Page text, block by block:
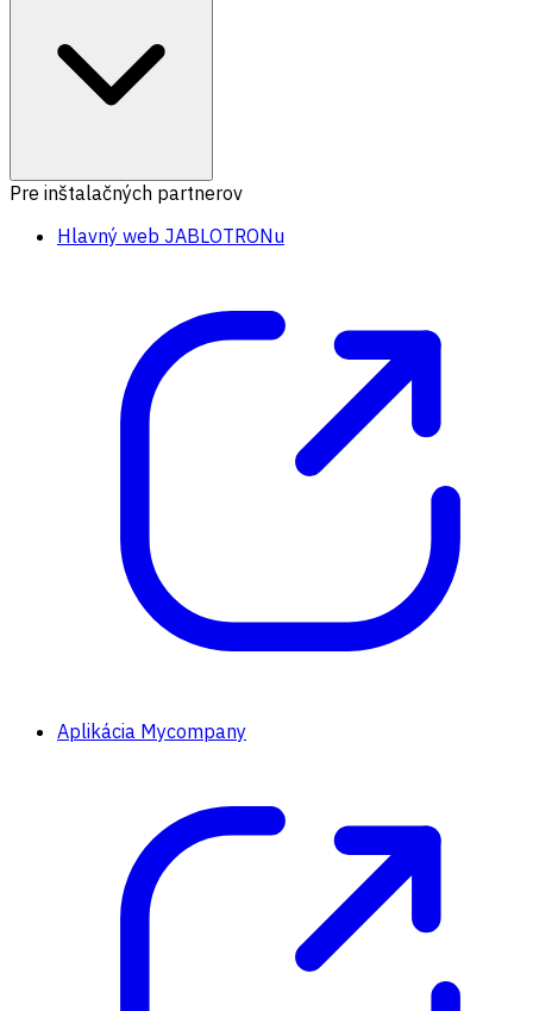
Pre inštalačných partnerov
Hlavný web JABLOTRONu
Aplikácia Mycompany